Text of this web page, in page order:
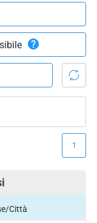
1
Città